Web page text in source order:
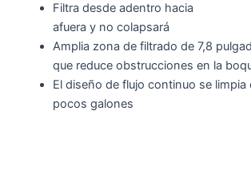
Filtra desde adentro hacia
afuera y no colapsará
Amplia zona de filtrado de 7,8
que reduce obstrucciones en la
El diseño de flujo continuo se
pocos galones